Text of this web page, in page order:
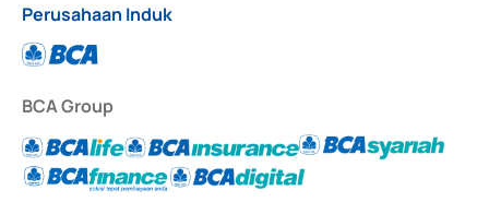
Perusahaan Induk
BCA Group